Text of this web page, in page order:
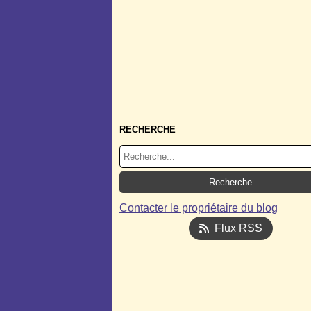
RECHERCHE
Contacter le propriétaire du blog
Flux RSS